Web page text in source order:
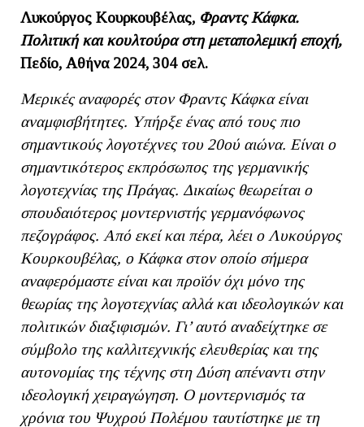
Λυκούργος Κουρκουβέλας, Φραντς Κάφκα.
Πολιτική και κουλτούρα στη μεταπολεμική εποχή,
Πεδίο, Αθήνα 2024, 304 σελ.
Μερικές αναφορές στον Φραντς Κάφκα είναι
αναμφισβήτητες. Υπήρξε ένας από τους πιο
σημαντικούς λογοτέχνες του 20ού αιώνα. Είναι ο
σημαντικότερος εκπρόσωπος της γερμανικής
λογοτεχνίας της Πράγας. Δικαίως θεωρείται ο
σπουδαιότερος μοντερνιστής γερμανόφωνος
πεζογράφος. Από εκεί και πέρα, λέει ο Λυκούργος
Κουρκουβέλας, ο Κάφκα στον οποίο σήμερα
αναφερόμαστε είναι και προϊόν όχι μόνο της
θεωρίας της λογοτεχνίας αλλά και ιδεολογικών και
πολιτικών διαξιφισμών. Γι’ αυτό αναδείχτηκε σε
σύμβολο της καλλιτεχνικής ελευθερίας και της
αυτονομίας της τέχνης στη Δύση απέναντι στην
ιδεολογική χειραγώγηση. Ο μοντερνισμός τα
χρόνια του Ψυχρού Πολέμου ταυτίστηκε με τη